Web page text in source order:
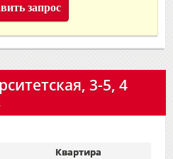
запрос
3-5, 4
Квартира